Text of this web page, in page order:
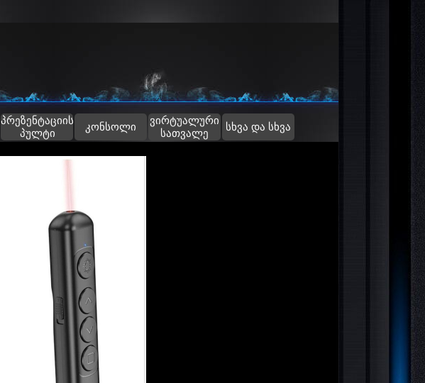
პრეზენტაციის
პულტი
კონსოლი
ვირტუალური
სათვალე
სხვა და სხვა